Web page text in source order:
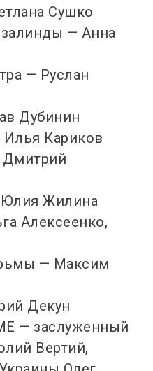
Сушко
— Анна
— Руслан
Дубинин
Кариков
Жилина
Алексеенко,
— Максим
Декун
— заслуженный
Вертий,